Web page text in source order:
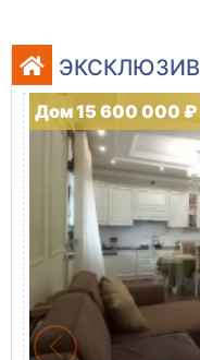
ЭКСКЛЮЗИВ
Дом 15 600 000 ₽